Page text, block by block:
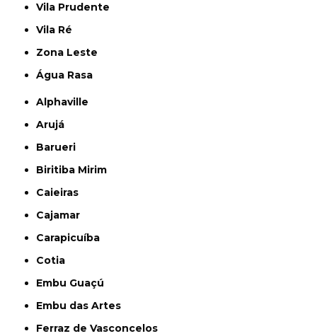
Vila Prudente
Vila Ré
Zona Leste
Água Rasa
Alphaville
Arujá
Barueri
Biritiba Mirim
Caieiras
Cajamar
Carapicuíba
Cotia
Embu Guaçú
Embu das Artes
Ferraz de Vasconcelos